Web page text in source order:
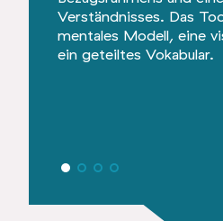
Verständnisses. Das
mentales Modell, eine
ein geteiltes Vokabular.